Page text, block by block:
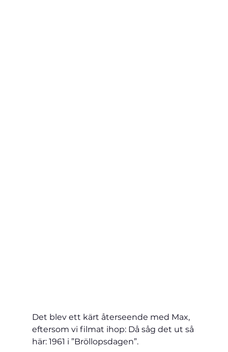
Det blev ett kärt återseende med Max,
eftersom vi filmat ihop: Då såg det ut så
här: 1961 i ”Bröllopsdagen”.